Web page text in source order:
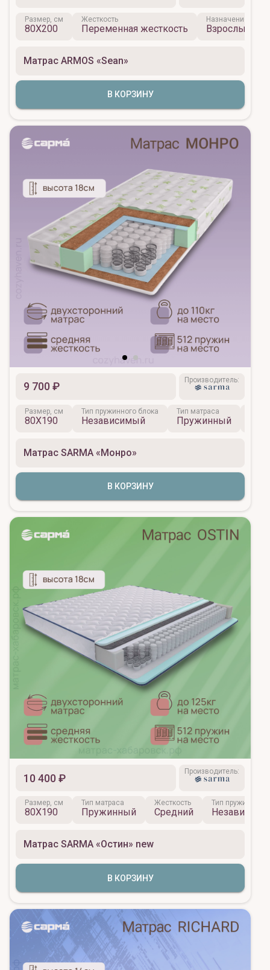
Размер, см
80X200
Жесткость
Переменная жесткость
Назначение
Взрослый
Матрас ARMOS «Sean»
В КОРЗИНУ
9 700 ₽
Производитель:
Размер, см
80X190
Тип пружинного блока
Независимый
Тип матраса
Пружинный
Матрас SARMA «Монро»
В КОРЗИНУ
10 400 ₽
Производитель:
Размер, см
80X190
Тип матраса
Пружинный
Жесткость
Средний
Тип пружинного
Матрас SARMA «Остин» new
В КОРЗИНУ